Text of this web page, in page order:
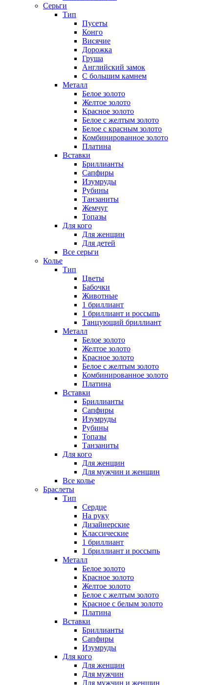
Серьги
Тип
Пусеты
Конго
Висячие
Дорожка
Груша
Английский замок
С большим камнем
Металл
Белое золото
Желтое золото
Красное золото
Белое с желтым золото
Белое с красным золото
Комбинированное золото
Платина
Вставки
Бриллианты
Сапфиры
Изумруды
Рубины
Танзаниты
Жемчуг
Топазы
Для кого
Для женщин
Для детей
Все серьги
Колье
Тип
Цветы
Бабочки
Животные
1 бриллиант
1 бриллиант и россыпь
Танцующий бриллиант
Металл
Белое золото
Желтое золото
Красное золото
Белое с желтым золото
Комбинированное золото
Платина
Вставки
Бриллианты
Сапфиры
Изумруды
Рубины
Топазы
Танзаниты
Для кого
Для женщин
Для мужчин и женщин
Все колье
Браслеты
Тип
Сердце
На руку
Дизайнерские
Классические
1 бриллиант
1 бриллиант и россыпь
Металл
Белое золото
Красное золото
Желтое золото
Белое с желтым золото
Красное с белым золото
Платина
Вставки
Бриллианты
Сапфиры
Изумруды
Для кого
Для женщин
Для мужчин
Для мужчин и женщин